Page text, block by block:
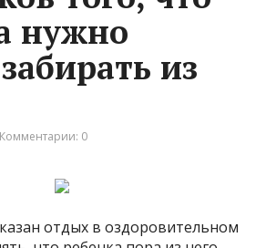
нужно
из
Комментарии: 0
отдых в оздоровительном